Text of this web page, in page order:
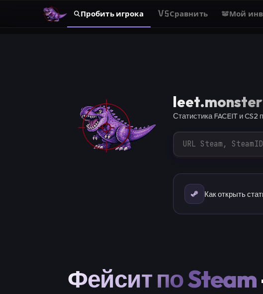
Пробить игрока VSСравнить Мой
leet.monster
Статистика FACEIT и CS2
Как открыть
Фейсит по Steam